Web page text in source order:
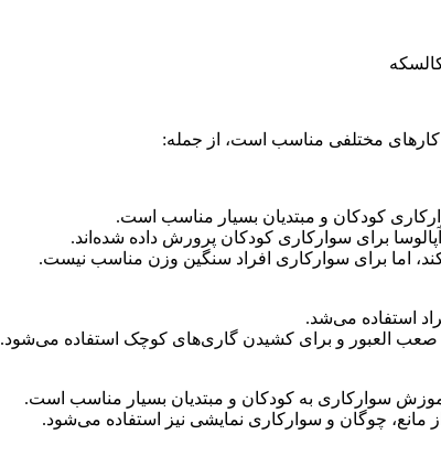
کارهای مختلفی مناسب است، از جمله:
کودکان و مبتدیان بسیار مناسب است.
برای سوارکاری کودکان پرورش داده شده‌اند.
اما برای سوارکاری افراد سنگین وزن مناسب نیست.
استفاده می‌شد.
صعب العبور و برای کشیدن گاری‌های کوچک استفاده می‌شود.
سوارکاری به کودکان و مبتدیان بسیار مناسب است.
چوگان و سوارکاری نمایشی نیز استفاده می‌شود.